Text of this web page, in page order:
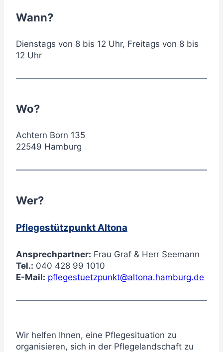
Wir helfen Ihnen, eine Pflegesituation zu
organisieren, sich in der Pflegelandschaft zu
Wann?
Dienstags von 8 bis 12 Uhr, Freitags von 8 bis
12 Uhr
Wo?
Achtern Born 135
22549 Hamburg
Wer?
Pflegestützpunkt Altona
Ansprechpartner: Frau Graf & Herr Seemann
Tel.: 040 428 99 1010
E-Mail: pflegestuetzpunkt@altona.hamburg.de